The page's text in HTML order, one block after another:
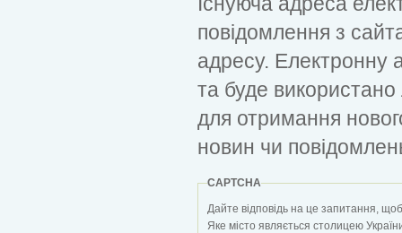
повідомлення з
адресу. Електронну
та буде
для отримання
новин чи
CAPTCHA
Дайте відповідь на це запитання,
Яке місто являється столицею